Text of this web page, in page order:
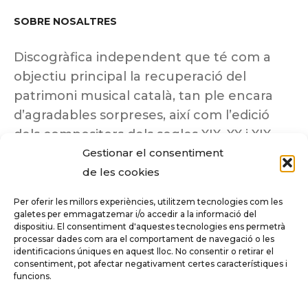
Gestionar el consentiment
de les cookies
Per oferir les millors experiències, utilitzem tecnologies com les
galetes per emmagatzemar i/o accedir a la informació del
dispositiu. El consentiment d'aquestes tecnologies ens permetrà
processar dades com ara el comportament de navegació o les
identificacions úniques en aquest lloc. No consentir o retirar el
consentiment, pot afectar negativament certes característiques i
funcions.
SOBRE NOSALTRES
Discogràfica independent que té com a
objectiu principal la recuperació del
patrimoni musical català, tan ple encara
d’agradables sorpreses, així com l’edició
dels compositors dels segles XIX, XX i XIX
insuficientment coneguts.
Tots els drets reservats a ©Columna
Música.